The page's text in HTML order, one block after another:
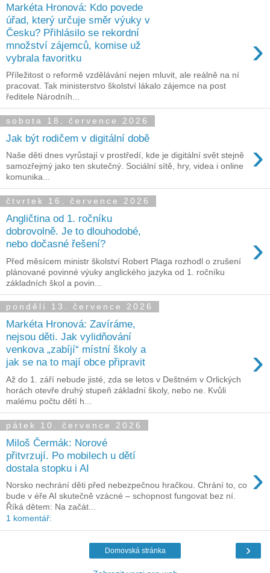
Markéta Hronová: Kdo povede
úřad, který určuje směr výuky v
Česku? Přihlásilo se rekordní
množství zájemců, komise už
vybrala favoritku
›
Příležitost o reformě vzdělávání nejen mluvit, ale reálně na ní
pracovat. Tak ministerstvo školství lákalo zájemce na post
ředitele Národníh...
sobota 18. července 2026
Jak být rodičem v digitální době ›
Naše děti dnes vyrůstají v prostředí, kde je digitální svět stejně
samozřejmý jako ten skutečný. Sociální sítě, hry, videa i online
komunika...
čtvrtek 16. července 2026
Angličtina od 1. ročníku
dobrovolně. Je to dlouhodobé,
nebo dočasné řešení?
›
Před měsícem ministr školství Robert Plaga rozhodl o zrušení
plánované povinné výuky anglického jazyka od 1. ročníku
základních škol a povin...
pondělí 13. července 2026
Markéta Hronová: Zavíráme,
nejsou děti. Jak vylidňování
venkova „zabíjí“ místní školy a
jak se na to mají obce připravit
›
Až do 1. září nebude jisté, zda se letos v Deštném v Orlických
horách otevře druhý stupeň základní školy, nebo ne. Kvůli
malému počtu dětí h...
pátek 10. července 2026
Miloš Čermák: Norové
přitvrzují. Po mobilech u dětí
dostala stopku i AI
›
Norsko nechrání děti před nebezpečnou hračkou. Chrání to, co
bude v éře AI skutečně vzácné – schopnost fungovat bez ní.
Říká dětem: Na začát...
1 komentář:
›
Domovská stránka